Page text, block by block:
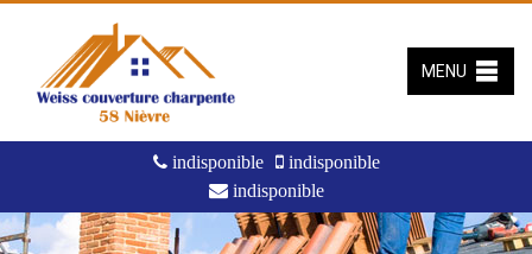
indisponible
indisponible
indisponible
MENU